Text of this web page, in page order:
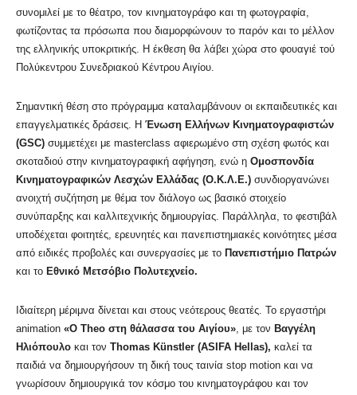
συνομιλεί με το θέατρο, τον κινηματογράφο και τη φωτογραφία,
φωτίζοντας τα πρόσωπα που διαμορφώνουν το παρόν και το μέλλον
της ελληνικής υποκριτικής. Η έκθεση θα λάβει χώρα στο φουαγιέ τού
Πολύκεντρου Συνεδριακού Κέντρου Αιγίου.
Σημαντική θέση στο πρόγραμμα καταλαμβάνουν οι εκπαιδευτικές και
επαγγελματικές δράσεις. Η Ένωση Ελλήνων Κινηματογραφιστών
(GSC) συμμετέχει με masterclass αφιερωμένο στη σχέση φωτός και
σκοταδιού στην κινηματογραφική αφήγηση, ενώ η Ομοσπονδία
Κινηματογραφικών Λεσχών Ελλάδας (Ο.Κ.Λ.Ε.) συνδιοργανώνει
ανοιχτή συζήτηση με θέμα τον διάλογο ως βασικό στοιχείο
συνύπαρξης και καλλιτεχνικής δημιουργίας. Παράλληλα, το φεστιβάλ
υποδέχεται φοιτητές, ερευνητές και πανεπιστημιακές κοινότητες μέσα
από ειδικές προβολές και συνεργασίες με το Πανεπιστήμιο Πατρών
και το Εθνικό Μετσόβιο Πολυτεχνείο.
Ιδιαίτερη μέριμνα δίνεται και στους νεότερους θεατές. Το εργαστήρι
animation «Ο Theo στη θάλασσα του Αιγίου», με τον Βαγγέλη
Ηλιόπουλο και τον Thomas Künstler (ASIFA Hellas), καλεί τα
παιδιά να δημιουργήσουν τη δική τους ταινία stop motion και να
γνωρίσουν δημιουργικά τον κόσμο του κινηματογράφου και τον